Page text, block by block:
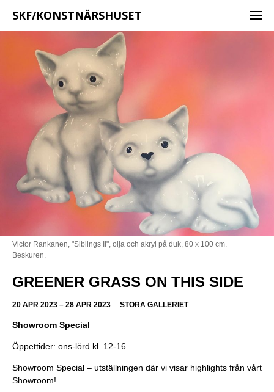
SKF/KONSTNÄRSHUSET
Victor Rankanen, "Siblings II", olja och akryl på duk, 80 x 100 cm.
Beskuren.
GREENER GRASS ON THIS SIDE
20 APR 2023 – 28 APR 2023 STORA GALLERIET
Showroom Special
Öppettider: ons-lörd kl. 12-16
Showroom Special – utställningen där vi visar highlights från vårt
Showroom!